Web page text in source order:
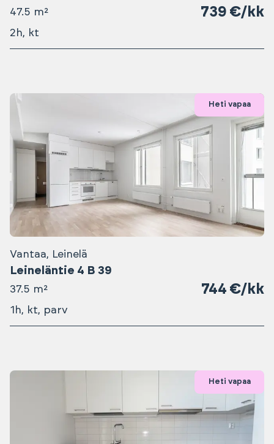
47.5 m² 739 €/kk
2h, kt
Heti vapaa
Vantaa, Leinelä
Leineläntie 4 B 39
37.5 m² 744 €/kk
1h, kt, parv
Heti vapaa